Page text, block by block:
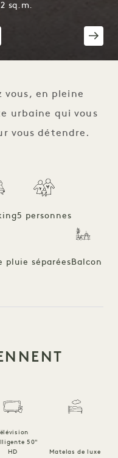
sq.m.
vous, en pleine
urbaine qui vous
vous détendre.
5 personnes
pluie séparées Balcon
50"
HD
Matelas de luxe